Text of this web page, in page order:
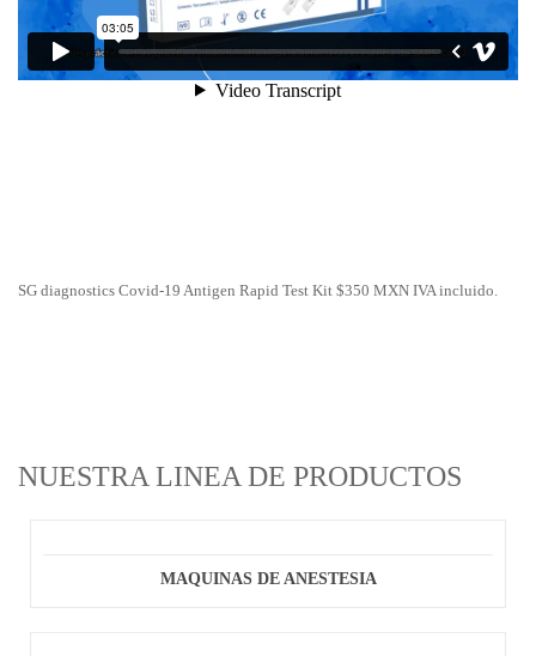
SG diagnostics Covid-19 Antigen Rapid Test Kit $350 MXN IVA incluido.
NUESTRA LINEA DE PRODUCTOS
MAQUINAS DE ANESTESIA